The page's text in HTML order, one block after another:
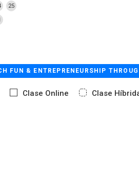
25
FUN & ENTREPRENEURSHIP
Clase Online Clase